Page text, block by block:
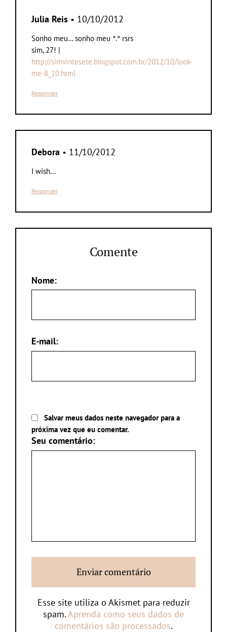
Julia Reis • 10/10/2012
Sonho meu… sonho meu °.° rsrs
sim, 27! |
http://simvintesete.blogspot.com.br/2012/10/look-
me-8_10.html
Responder
Debora • 11/10/2012
I wish…
Responder
Comente
Nome:
E-mail:
Salvar meus dados neste navegador para a
próxima vez que eu comentar.
Seu comentário:
Esse site utiliza o Akismet para reduzir
spam.Aprenda como seus dados de
comentários são processados.